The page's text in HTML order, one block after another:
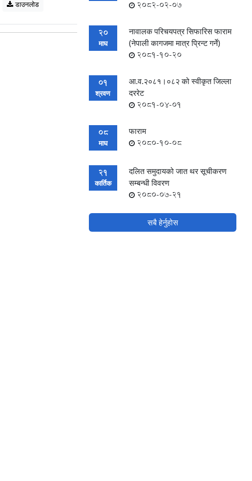
डाउनलोड 2082-02-07
20
माघ
नावालक परिचयपत्र सिफारिस फाराम
(नेपाली कागजमा मात्र प्रिन्ट गर्ने)
2081-10-20
01
श्रवण
आ.व.२०८१।०८२ को स्वीकृत जिल्ला
दररेट
2081-04-01
08
माघ
फाराम
2080-10-08
21
कार्तिक
दलित समुदायको जात थर सूचीकरण
सम्बन्धी विवरण
2080-07-21
सबै हेर्नुहोस